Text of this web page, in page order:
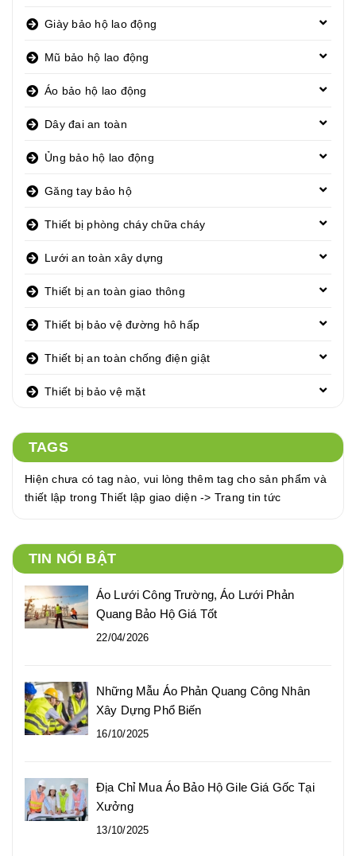
Giày bảo hộ lao động
Mũ bảo hộ lao động
Áo bảo hộ lao động
Dây đai an toàn
Ủng bảo hộ lao động
Găng tay bảo hộ
Thiết bị phòng cháy chữa cháy
Lưới an toàn xây dựng
Thiết bị an toàn giao thông
Thiết bị bảo vệ đường hô hấp
Thiết bị an toàn chống điện giật
Thiết bị bảo vệ mặt
TAGS
Hiện chưa có tag nào, vui lòng thêm tag cho sản phẩm và
thiết lập trong Thiết lập giao diện -> Trang tin tức
TIN NỔI BẬT
Áo Lưới Công Trường, Áo Lưới Phản
Quang Bảo Hộ Giá Tốt
22/04/2026
Những Mẫu Áo Phản Quang Công Nhân
Xây Dựng Phổ Biến
16/10/2025
Địa Chỉ Mua Áo Bảo Hộ Gile Giá Gốc Tại
Xưởng
13/10/2025